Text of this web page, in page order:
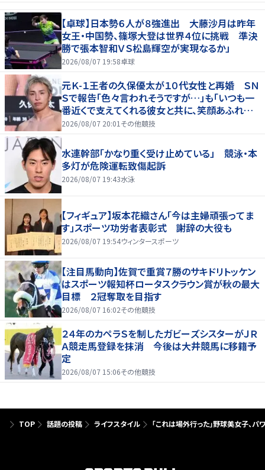
【卓球】日本勢６人が８強進出 大藤沙月は昨年
女王・中国勢、篠塚大登は世界４位に挑戦 準決
勝で張本智和ＶＳ松島輝空が実現なるか」
2026/08/07 19:58卓球
元Ｋ-１王者の久保優太が１０代女性と再婚 ＳＮ
Ｓで報告「色々言われそうですが…」も「いつも一
番近くで支えてくれる彼女と共に、笑顔あふれる
家庭を築いていきたい」
2026/08/07 20:01 その他競技
水連幹部「かなり重く受け止めている」 競泳・本
多灯が危険運転致傷起訴
2026/08/07 19:43水泳
【フィギュア】坂本花織さん「今は主婦頑張ってま
す」スポーツ功労者表彰式 謝辞の大役も
2026/08/07 19:54ウィンタースポーツ
【注目馬動向】佐賀で重賞７勝のサキドリトッケン
はスポーツ報知杯ロータスクラウン賞が秋の最大
目標 ２冠奪取を目指す
2026/08/07 16:02その他競技
２４年のカペラＳを制したガビーズシスターがＪＲ
Ａ競走馬登録を抹消 今後は大井競馬に移籍予
定
2026/08/07 15:06その他競技
TOP 話題の投稿 ライフスタイル 「これは場外行った」野球美女子、